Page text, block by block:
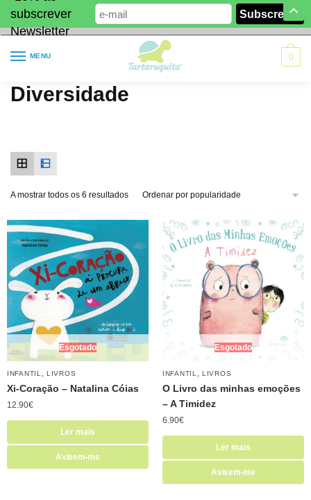
subscrever
Newsletter
MENU 0
Diversidade
A mostrar todos os 6 resultados
Esgotado
INFANTIL ,LIVROS
Xi-Coração – Natalina Cóias
12.90€
Ler mais
Avisem-me
Esgotado
INFANTIL ,LIVROS
O Livro das minhas emoções
– A Timidez
6.90€
Ler mais
Avisem-me